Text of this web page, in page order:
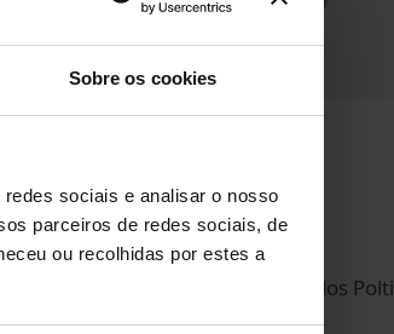
Sobre os cookies
sociais e analisar o nosso
parceiros de redes sociais, de
ou recolhidas por estes a
Compatibilidade
Compatível com todos os modelos Polti
Único